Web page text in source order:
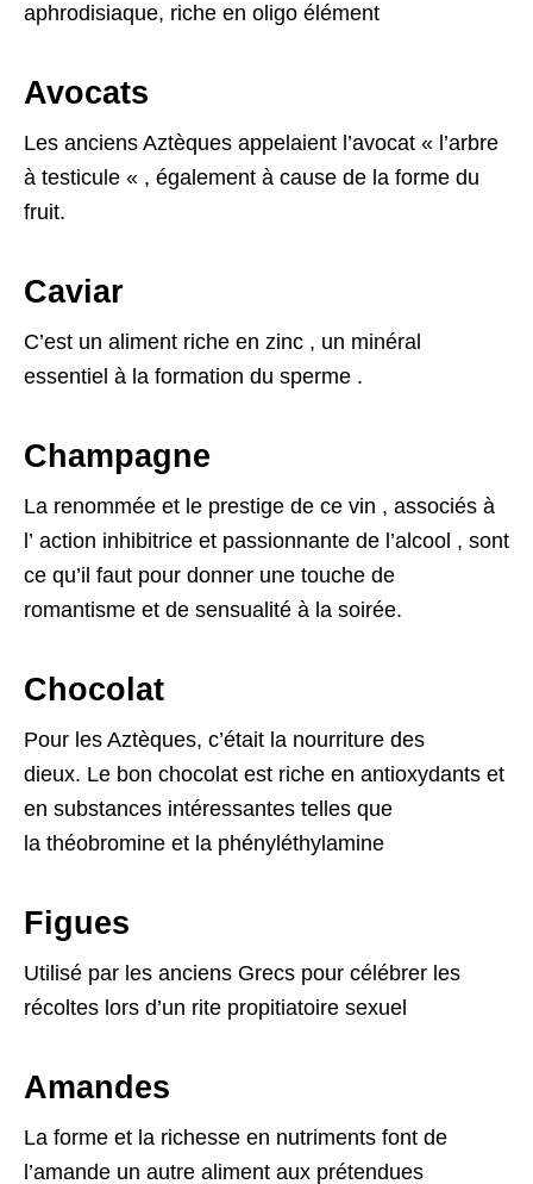
aphrodisiaque, riche en oligo élément
Avocats
Les anciens Aztèques appelaient l’avocat « l’arbre
à testicule « , également à cause de la forme du
fruit.
Caviar
C’est un aliment riche en zinc , un minéral
essentiel à la formation du sperme .
Champagne
La renommée et le prestige de ce vin , associés à
l’ action inhibitrice et passionnante de l’alcool , sont
ce qu’il faut pour donner une touche de
romantisme et de sensualité à la soirée.
Chocolat
Pour les Aztèques, c’était la nourriture des
dieux. Le bon chocolat est riche en antioxydants et
en substances intéressantes telles que
la théobromine et la phényléthylamine
Figues
Utilisé par les anciens Grecs pour célébrer les
récoltes lors d’un rite propitiatoire sexuel
Amandes
La forme et la richesse en nutriments font de
l’amande un autre aliment aux prétendues